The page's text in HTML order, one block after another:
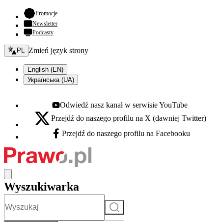
Promocje- otwiera się w nowej karcie
Newsletter
Podcasty
Zmień język - bieżący:
PL Zmień język strony
English (EN)
Українська (UA)
Youtube - otwiera się w nowej karcie
Odwiedź nasz kanał w serwisie YouTube
X - otwiera się w nowej karcie
Przejdź do naszego profilu na X (dawniej Twitter)
Facebook - otwiera się w nowej karcie
Przejdź do naszego profilu na Facebooku
Wyszukiwarka
Szukaj